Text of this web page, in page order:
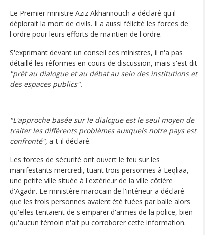
Le Premier ministre Aziz Akhannouch a déclaré qu'il
déplorait la mort de civils. Il a aussi félicité les forces de
l'ordre pour leurs efforts de maintien de l'ordre.
S'exprimant devant un conseil des ministres, il n'a pas
détaillé les réformes en cours de discussion, mais s'est dit
"prêt au dialogue et au débat au sein des institutions et
des espaces publics".
"L'approche basée sur le dialogue est le seul moyen de
traiter les différents problèmes auxquels notre pays est
confronté", a-t-il déclaré.
Les forces de sécurité ont ouvert le feu sur les
manifestants mercredi, tuant trois personnes à Leqliaa,
une petite ville située à l'extérieur de la ville côtière
d'Agadir. Le ministère marocain de l'intérieur a déclaré
que les trois personnes avaient été tuées par balle alors
qu'elles tentaient de s'emparer d'armes de la police, bien
qu'aucun témoin n'ait pu corroborer cette information.